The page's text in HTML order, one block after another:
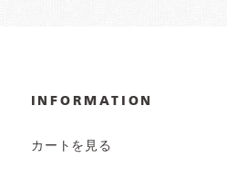
INFORMATION
カートを見る